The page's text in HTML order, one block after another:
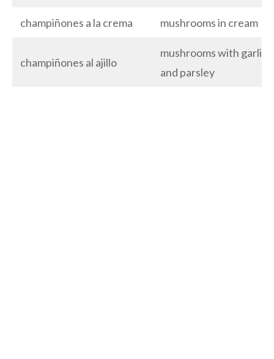
champiñones a la crema mushrooms in cream
champiñones al ajillo
mushrooms with garlic
and parsley